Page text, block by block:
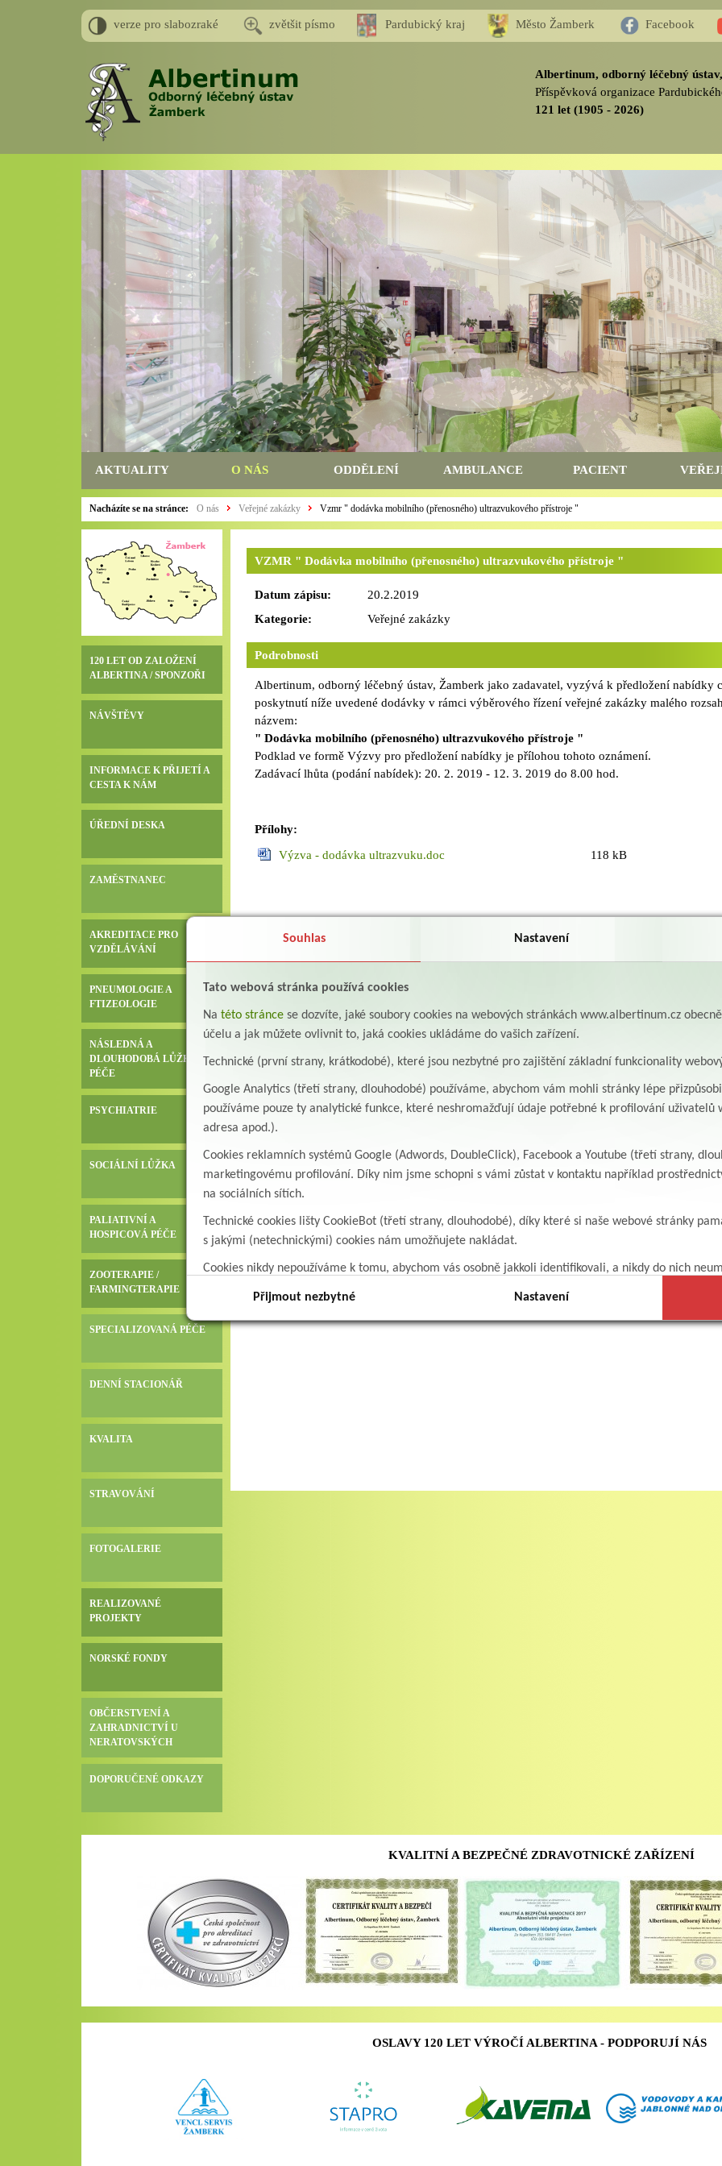
verze pro slabozraké zvětšit písmo Pardubický kraj Město Žamberk Facebook
Albertinum, odborný léčebný
Příspěvková organizace
121 let (1905 - 2026)
AKTUALITY O NÁS ODDĚLENÍ AMBULANCE PACIENT
Nacházíte se na stránce: O nás Veřejné zakázky Vzmr " dodávka mobilního (přenosného) ultrazvukového přístroje "
120 LET OD ZALOŽENÍ
ALBERTINA / SPONZOŘI
NÁVŠTĚVY
INFORMACE K PŘIJETÍ A
CESTA K NÁM
ÚŘEDNÍ DESKA
ZAMĚSTNANEC
AKREDITACE PRO
VZDĚLÁVÁNÍ
PNEUMOLOGIE A
FTIZEOLOGIE
NÁSLEDNÁ A
DLOUHODOBÁ LŮŽKOVÁ
PÉČE
PSYCHIATRIE
SOCIÁLNÍ LŮŽKA
PALIATIVNÍ A
HOSPICOVÁ PÉČE
ZOOTERAPIE /
FARMINGTERAPIE
SPECIALIZOVANÁ PÉČE
DENNÍ STACIONÁŘ
KVALITA
STRAVOVÁNÍ
FOTOGALERIE
REALIZOVANÉ
PROJEKTY
NORSKÉ FONDY
OBČERSTVENÍ A
ZAHRADNICTVÍ U
NERATOVSKÝCH
DOPORUČENÉ ODKAZY
VZMR " Dodávka mobilního (přenosného) ultrazvukového přístroje "
Datum zápisu:
20.2.2019
Kategorie:
Veřejné zakázky
Podrobnosti
Albertinum, odborný léčebný ústav, Žamberk jako zadavatel, vyzývá k předložení nabídky
poskytnutí níže uvedené dodávky v rámci výběrového řízení veřejné zakázky malého
názvem:
" Dodávka mobilního (přenosného) ultrazvukového přístroje "
Podklad ve formě Výzvy pro předložení nabídky je přílohou tohoto oznámení.
Zadávací lhůta (podání nabídek): 20. 2. 2019 - 12. 3. 2019 do 8.00 hod.
Přílohy:
Výzva - dodávka ultrazvuku.doc
118 kB
KVALITNÍ A BEZPEČNÉ ZDRAVOTNICKÉ ZAŘÍZENÍ
OSLAVY 120 LET VÝROČÍ ALBERTINA - PODPORUJÍ NÁS
Souhlas Nastavení
Tato webová stránka používá cookies
Na této stránce se dozvíte, jaké soubory cookies na webových stránkách www.albertinum.cz
účelu a jak můžete ovlivnit to, jaká cookies ukládáme do vašich zařízení.
Technické (první strany, krátkodobé), které jsou nezbytné pro zajištění základní funkcionality
Google Analytics (třetí strany, dlouhodobé) používáme, abychom vám mohli stránky lépe
používáme pouze ty analytické funkce, které neshromažďují údaje potřebné k profilování uživatelů
adresa apod.).
Cookies reklamních systémů Google (Adwords, DoubleClick), Facebook a Youtube (třetí strany,
marketingovému profilování. Díky nim jsme schopni s vámi zůstat v kontaktu například
na sociálních sítích.
Technické cookies lišty CookieBot (třetí strany, dlouhodobé), díky které si naše webové stránky
s jakými (netechnickými) cookies nám umožňujete nakládat.
Cookies nikdy nepoužíváme k tomu, abychom vás osobně jakkoli identifikovali, a nikdy do nich
Přijmout nezbytné Nastavení